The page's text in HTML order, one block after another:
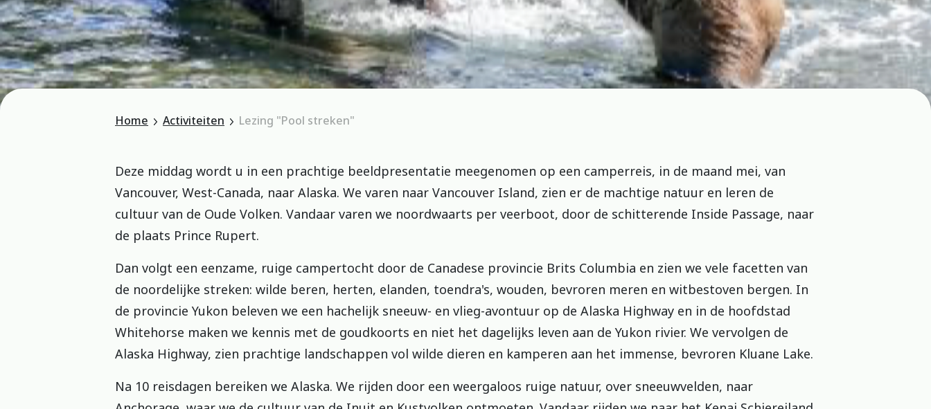
Home Activiteiten Lezing "Pool streken"
Deze middag wordt u in een prachtige beeldpresentatie meegenomen op een camperreis, in de maand mei, van
Vancouver, West-Canada, naar Alaska. We varen naar Vancouver Island, zien er de machtige natuur en leren de
cultuur van de Oude Volken. Vandaar varen we noordwaarts per veerboot, door de schitterende Inside Passage, naar
de plaats Prince Rupert.
Dan volgt een eenzame, ruige campertocht door de Canadese provincie Brits Columbia en zien we vele facetten van
de noordelijke streken: wilde beren, herten, elanden, toendra's, wouden, bevroren meren en witbestoven bergen. In
de provincie Yukon beleven we een hachelijk sneeuw- en vlieg-avontuur op de Alaska Highway en in de hoofdstad
Whitehorse maken we kennis met de goudkoorts en niet het dagelijks leven aan de Yukon rivier. We vervolgen de
Alaska Highway, zien prachtige landschappen vol wilde dieren en kamperen aan het immense, bevroren Kluane Lake.
Na 10 reisdagen bereiken we Alaska. We rijden door een weergaloos ruige natuur, over sneeuwvelden, naar